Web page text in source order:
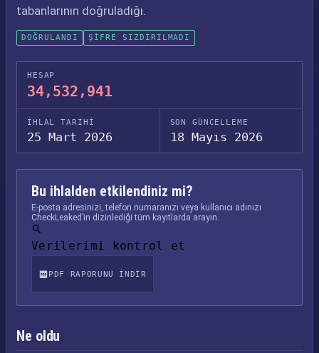
tabanlarının doğruladığı.
DOĞRULANDI ŞIFRE SIZDIRILMADI
HESAP
34,532,941
İHLAL TARIHI
25 Mart 2026
SON GÜNCELLEME
18 Mayıs 2026
Bu ihlalden etkilendiniz mi?
E-posta adresinizi, telefon numaranızı veya kullanıcı adınızı
CheckLeaked’in dizinlediği tüm kayıtlarda arayın.
Verilerimi kontrol et
PDF RAPORUNU INDIR
Ne oldu